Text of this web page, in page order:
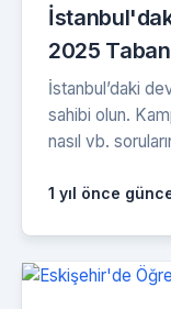
2025
İstanbul’daki
sahibi olun.
nasıl vb.
1 yıl önce